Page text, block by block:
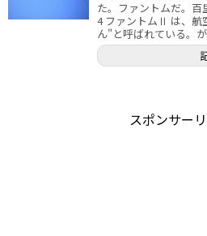
た。ファントムだ。百
4 ファントムⅡ は、航
ん"と呼ばれている。
スポンサー